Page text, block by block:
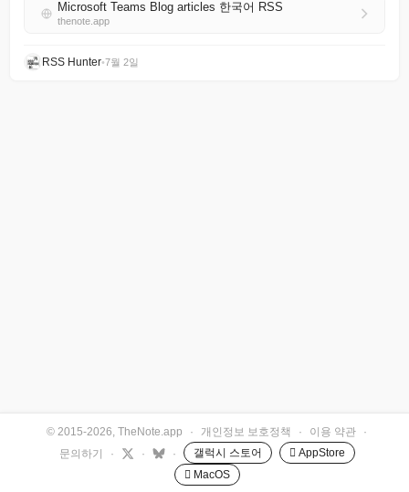
Microsoft Teams Blog articles 한국어 RSS
thenote.app
RSS Hunter•7월 2일
© 2015-2026, TheNote.app · 개인정보 보호정책 · 이용 약관
·
문의하기
· · · 갤럭시 스토어
 AppStore
 MacOS